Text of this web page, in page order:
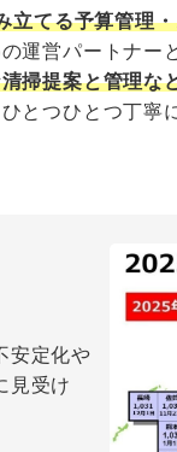
立てる予算管理
運営パートナー
掃提案と管理な
とつひとつ丁寧
安定化や
見受け